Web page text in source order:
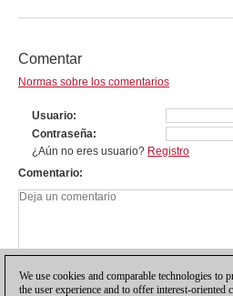
Comentar
Normas sobre los comentarios
Usuario
Contraseña
¿Aún no eres usuario? Registro
Comentario
We use cookies and comparable technologies to
the user experience and to offer interest-oriented